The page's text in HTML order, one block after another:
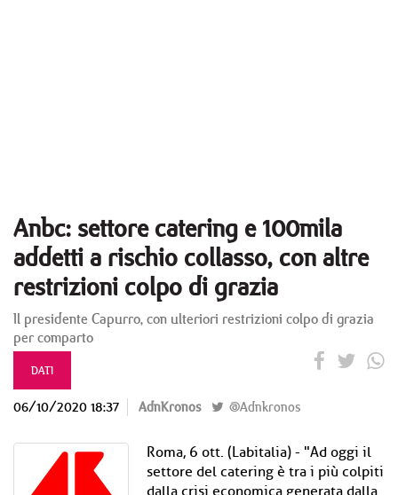
Anbc: settore catering e 100mila
addetti a rischio collasso, con altre
restrizioni colpo di grazia
Il presidente Capurro, con ulteriori restrizioni colpo di grazia
per comparto
DATI
06/10/2020 18:37 AdnKronos @Adnkronos
Roma, 6 ott. (Labitalia) - "Ad oggi il
settore del catering è tra i più colpiti
dalla crisi economica generata dalla